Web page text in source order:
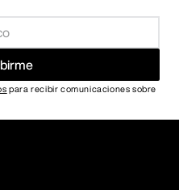
para recibir comunicaciones sobre